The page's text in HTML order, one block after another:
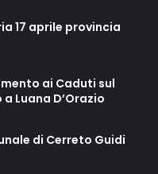
17 aprile provincia
ai Caduti sul
Luana D’Orazio
di Cerreto Guidi